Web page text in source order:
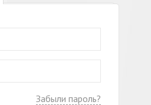
Забыли пароль?